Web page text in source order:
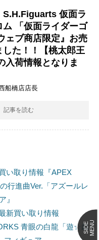
S.H.Figuarts ​仮面ラ
ム ​「仮面ライダーゴ
ェブ商店限定』お売
した！！【桃太郎王
入荷情報となりま
船橋店店長
記事を読む
い取り情報『APEX
行進曲Ver.「アズールレ
』
新買い取り情報
青眼の白龍​「遊☆戯
SIDEMENU